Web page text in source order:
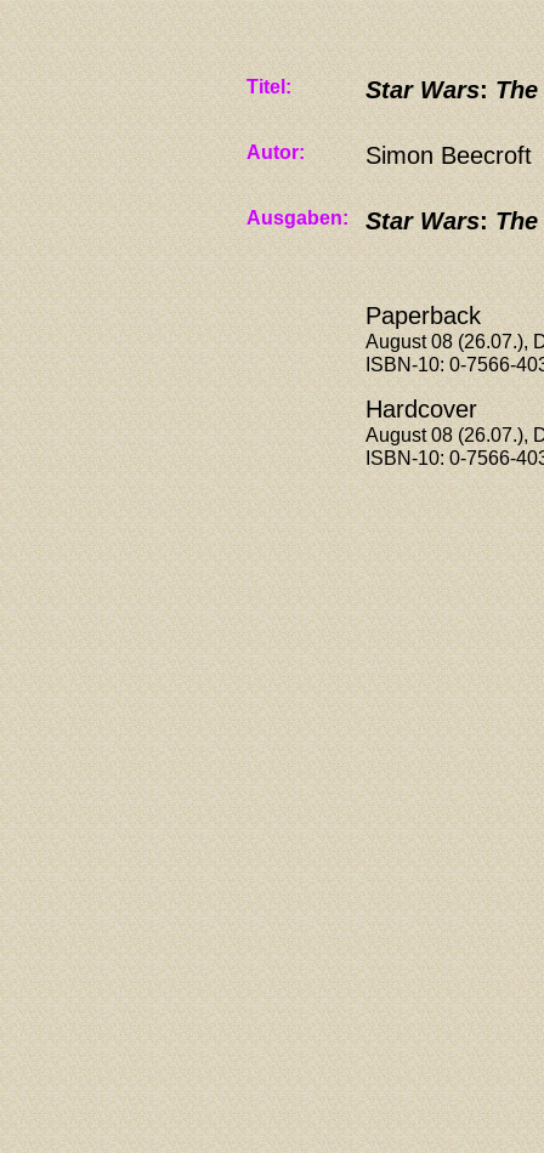
Titel: Star Wars:
Autor: Simon Beecroft
Ausgaben: Star Wars:
Paperback
August 08 (26.07.),
ISBN-10: 0-7566-
Hardcover
August 08 (26.07.),
ISBN-10: 0-7566-